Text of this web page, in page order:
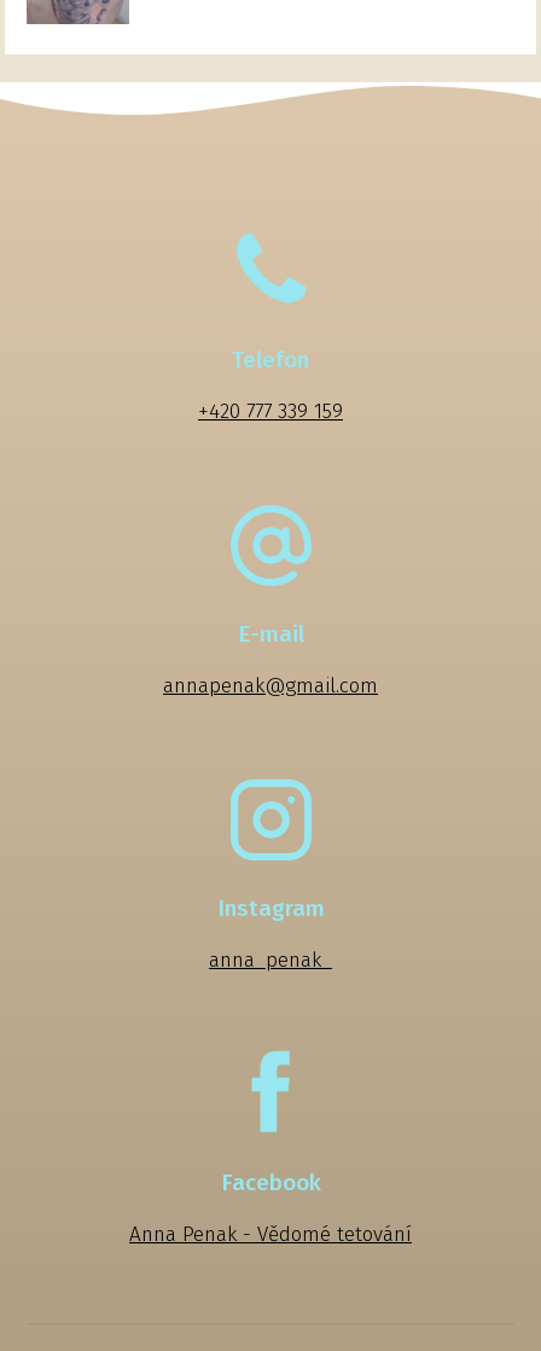
Telefon
+420 777 339 159
E-mail
annapenak@gmail.com
Instagram
anna_penak_
Facebook
Anna Penak - Vědomé tetování